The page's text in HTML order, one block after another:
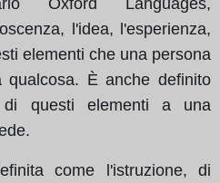
l'idea, l'esperienza,
elementi che una persona
È anche definito
questi elementi a una
come l'istruzione, di